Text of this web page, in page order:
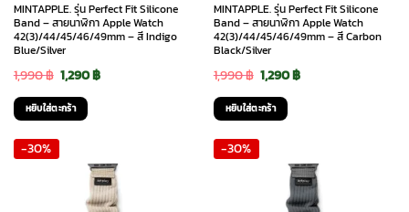
MINTAPPLE. รุ่น Perfect Fit Silicone
Band – สายนาฬิกา Apple Watch
42(3)/44/45/46/49mm – สี Indigo
Blue/Silver
1,990฿ Original
price
was:
1,290฿Current
หยิบใส่ตะกร้า
MINTAPPLE. รุ่น Perfect Fit Silicone
Band – สายนาฬิกา Apple Watch
42(3)/44/45/46/49mm – สี Carbon
Black/Silver
1,990฿ Original
price
was:
1,290฿Current
หยิบใส่ตะกร้า
-30% -30%